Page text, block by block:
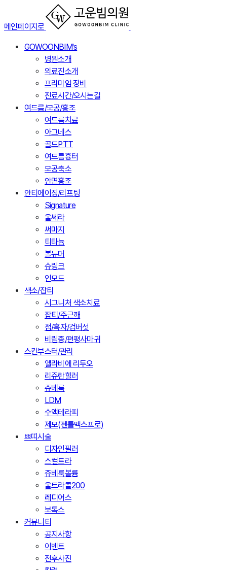
메인페이지로
GOWOONBIM's
병원소개
의료진소개
프리미엄 장비
진료시간/오시는길
여드름/모공/홍조
여드름치료
아그네스
골드PTT
여드름흉터
모공축소
안면홍조
안티에이징/리프팅
Signature
울쎄라
써마지
티타늄
볼뉴머
슈링크
인모드
색소/잡티
시그니처 색소치료
잡티/주근깨
점/흑자/검버섯
비립종/편평사마귀
스킨부스터/관리
엘라비에 리투오
리쥬란힐러
쥬베룩
LDM
수액테라피
제모(젠틀맥스프로)
쁘띠시술
디자인필러
스컬트라
쥬베룩볼륨
울트라콜200
레디어스
보톡스
커뮤니티
공지사항
이벤트
전후사진